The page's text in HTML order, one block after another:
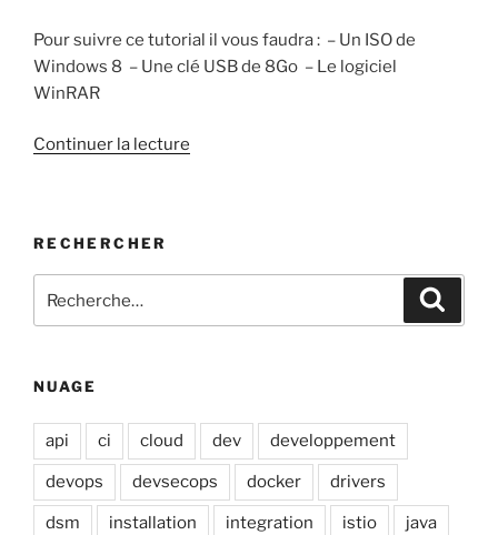
Pour suivre ce tutorial il vous faudra : – Un ISO de
Windows 8 – Une clé USB de 8Go – Le logiciel
WinRAR
Continuer la lecture
sur
VAIO
RECHERCHER
pour
NUAGE
api ci cloud dev developpement
devops devsecops docker drivers
dsm installation integration istio java